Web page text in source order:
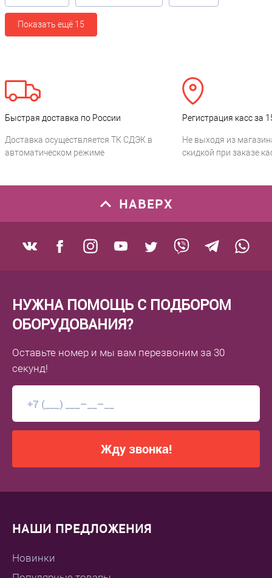
Показать ещё 15
Быстрая доставка по России
Доставка осуществляется ТК СДЭК в
автоматическом режиме
Регистрация касс за
Не выходя из
скидкой при заказе
НАВЕРХ
НУЖНА ПОМОЩЬ С ПОДБОРОМ
ОБОРУДОВАНИЯ?
Оставьте номер и мы вам перезвоним за 30
секунд!
Жду звонка!
НАШИ ПРЕДЛОЖЕНИЯ
Новинки